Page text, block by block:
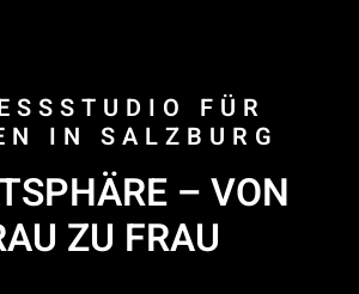
FÜR
IN SALZBURG
– VON
ZU FRAU